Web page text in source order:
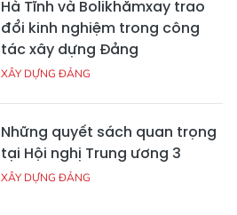
Hà Tĩnh và Bolikhămxay trao
đổi kinh nghiệm trong công
tác xây dựng Đảng
XÂY DỰNG ĐẢNG
Những quyết sách quan trọng
tại Hội nghị Trung ương 3
XÂY DỰNG ĐẢNG